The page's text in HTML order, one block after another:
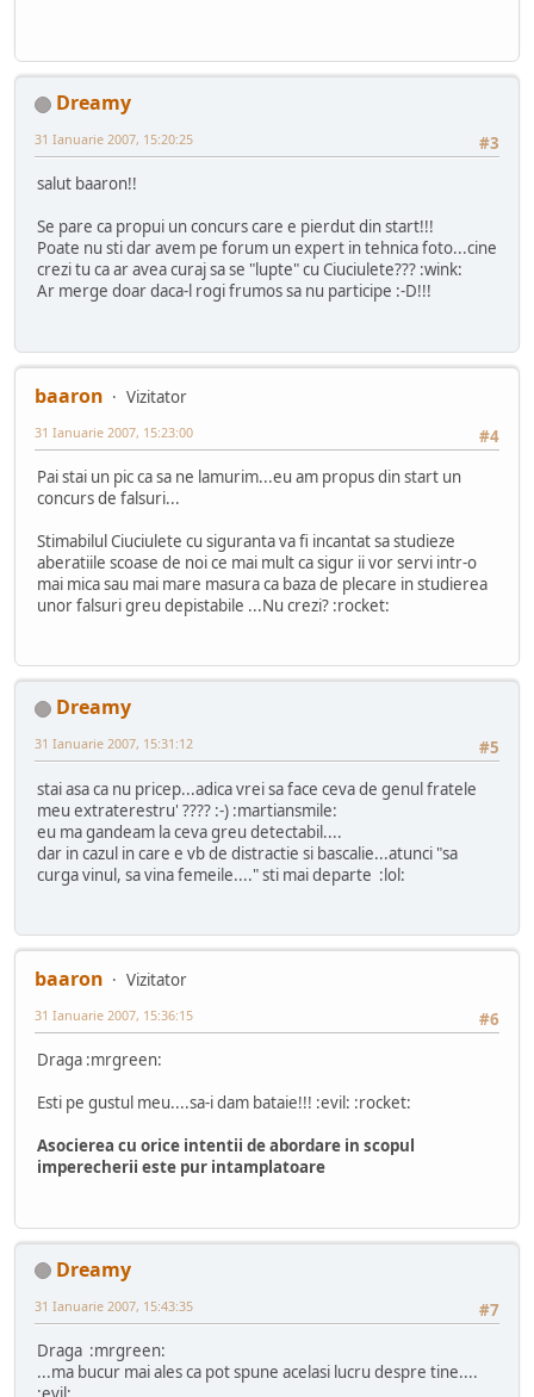
Dreamy
#3
31 Ianuarie 2007, 15:20:25
salut baaron!!
Se pare ca propui un concurs care e pierdut din start!!!
Poate nu sti dar avem pe forum un expert in tehnica foto...cine
crezi tu ca ar avea curaj sa se "lupte" cu Ciuciulete??? :wink:
Ar merge doar daca-l rogi frumos sa nu participe :-D!!!
baaron
Vizitator
#4
31 Ianuarie 2007, 15:23:00
Pai stai un pic ca sa ne lamurim...eu am propus din start un
concurs de falsuri...
Stimabilul Ciuciulete cu siguranta va fi incantat sa studieze
aberatiile scoase de noi ce mai mult ca sigur ii vor servi intr-o
mai mica sau mai mare masura ca baza de plecare in studierea
unor falsuri greu depistabile ...Nu crezi? :rocket:
Dreamy
#5
31 Ianuarie 2007, 15:31:12
stai asa ca nu pricep...adica vrei sa face ceva de genul fratele
meu extraterestru' ???? :-) :martiansmile:
eu ma gandeam la ceva greu detectabil....
dar in cazul in care e vb de distractie si bascalie...atunci "sa
curga vinul, sa vina femeile...." sti mai departe :lol:
baaron
Vizitator
#6
31 Ianuarie 2007, 15:36:15
Draga :mrgreen:
Esti pe gustul meu....sa-i dam bataie!!! :evil: :rocket:
Asocierea cu orice intentii de abordare in scopul
imperecherii este pur intamplatoare
Dreamy
#7
31 Ianuarie 2007, 15:43:35
Draga :mrgreen:
...ma bucur mai ales ca pot spune acelasi lucru despre tine....